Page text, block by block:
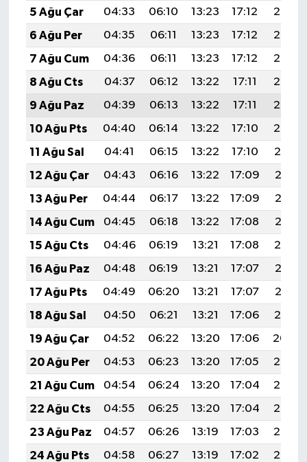
5 Ağu Çar 04:33 06:10 13:23 17:12
20:26
6 Ağu Per
04:35 06:11 13:23 17:12
20:25
7 Ağu Cum
04:36 06:11 13:23 17:12
20:24
8 Ağu Cts
04:37 06:12 13:22 17:11
20:23
9 Ağu Paz
04:39 06:13 13:22 17:11
20:22
10 Ağu Pts
04:40 06:14 13:22 17:10
20:20
11 Ağu Sal
04:41 06:15 13:22 17:10
20:19
12 Ağu Çar
04:43 06:16 13:22 17:09
20:18
13 Ağu Per
04:44 06:17 13:22 17:09
20:17
14 Ağu Cum
04:45 06:18 13:22 17:08
20:15
15 Ağu Cts
04:46 06:19 13:21 17:08
20:14
16 Ağu Paz
04:48 06:19 13:21 17:07
20:13
17 Ağu Pts
04:49 06:20 13:21 17:07
20:12
18 Ağu Sal
04:50 06:21 13:21 17:06
20:10
19 Ağu Çar
04:52 06:22 13:20 17:06
20:09
20 Ağu Per
04:53 06:23 13:20 17:05
20:08
21 Ağu Cum
04:54 06:24 13:20 17:04
20:06
22 Ağu Cts
04:55 06:25 13:20 17:04
20:05
23 Ağu Paz
04:57 06:26 13:19 17:03
20:03
24 Ağu Pts
04:58 06:27 13:19 17:02
20:02